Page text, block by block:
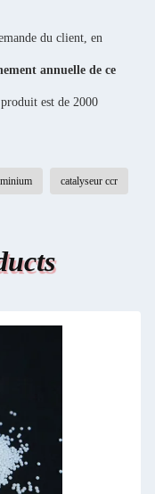
du client, en
annuelle de ce
est de 2000
catalyseur ccr